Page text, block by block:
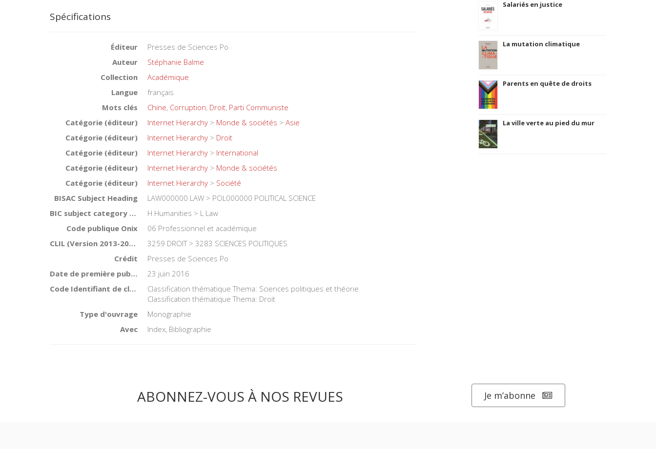
Spécifications
Éditeur
Presses de Sciences Po
Auteur
Stéphanie Balme
Collection
Académique
Langue
français
Mots clés
Chine, Corruption, Droit, Parti Communiste
Catégorie (éditeur)
Internet Hierarchy > Monde & sociétés > Asie
Catégorie (éditeur)
Internet Hierarchy > Droit
Catégorie (éditeur)
Internet Hierarchy > International
Catégorie (éditeur)
Internet Hierarchy > Monde & sociétés
Catégorie (éditeur)
Internet Hierarchy > Société
BISAC Subject Heading
LAW000000 LAW > POL000000 POLITICAL SCIENCE
BIC subject category (UK)
H Humanities > L Law
Code publique Onix
06 Professionnel et académique
CLIL (Version 2013-2019 )
3259 DROIT > 3283 SCIENCES POLITIQUES
Crédit
Presses de Sciences Po
Date de première publication du titre
23 juin 2016
Code Identifiant de classement sujet
Classification thématique Thema: Sciences politiques et théorie
Classification thématique Thema: Droit
Type d'ouvrage
Monographie
Avec
Index, Bibliographie
Salariés en justice
La mutation climatique
Parents en quête de droits
La ville verte au pied du mur
ABONNEZ-VOUS À NOS REVUES Je m’abonne